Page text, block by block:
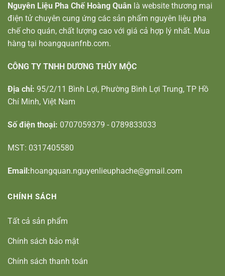
Nguyên Liệu Pha Chế Hoàng Quân là website thương mại
điện tử chuyên cung ứng các sản phẩm nguyên liệu pha
chế cho quán, chất lượng cao với giá cả hợp lý nhất. Mua
hàng tại hoangquanfnb.com.
CÔNG TY TNHH DƯƠNG THỦY MỘC
Địa chỉ: 95/2/11 Bình Lợi, Phường Bình Lợi Trung, TP Hồ
Chí Minh, Việt Nam
Số điện thoại: 0707059379 - 0789833033
MST: 0317405580
Email:hoangquan.nguyenlieuphache@gmail.com
CHÍNH SÁCH
Tất cả sản phẩm
Chính sách bảo mật
Chính sách thanh toán